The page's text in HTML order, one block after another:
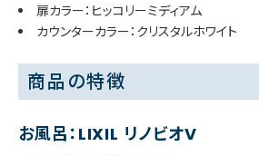
扉カラー：ヒッコリーミディアム
カウンターカラー：クリスタルホワイト
商品の特徴
お風呂：LIXIL リノビオV